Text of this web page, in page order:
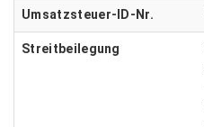
Umsatzsteuer-ID-Nr.
Streitbeilegung